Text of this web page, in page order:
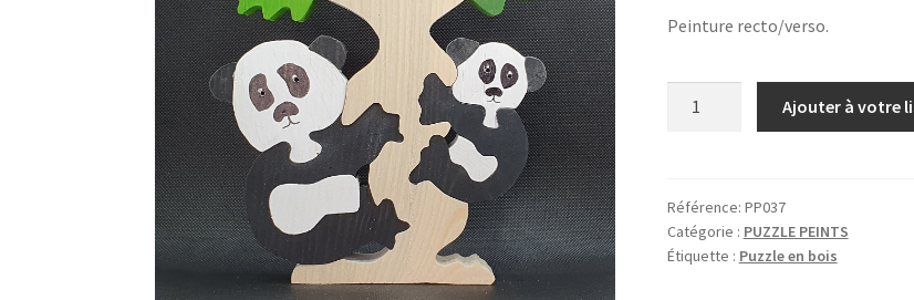
Peinture recto/verso.
ARBRE
Ajouter à votre
Référence: PP037
Catégorie : PUZZLE PEINTS
Étiquette : Puzzle en bois